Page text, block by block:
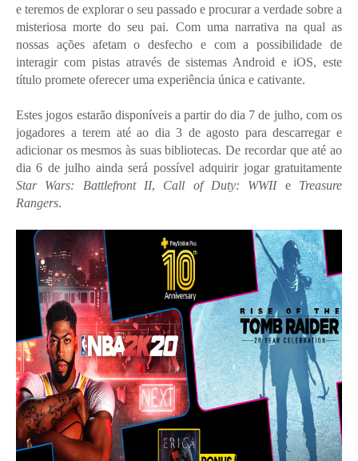
e teremos de explorar o seu passado e procurar a verdade sobre a
misteriosa morte do seu pai. Com uma narrativa na qual as
nossas ações afetam o desfecho e com a possibilidade de
interagir com pistas através de sistemas Android e iOS, este
título promete oferecer uma experiência única e cativante.
Estes jogos estarão disponíveis a partir do dia 7 de julho, com os
jogadores a terem até ao dia 3 de agosto para descarregar e
adicionar os mesmos às suas bibliotecas. De recordar que até ao
dia 6 de julho ainda será possível adquirir jogar gratuitamente
Star Wars: Battlefront II, Call of Duty: WWIIe Treasure
Rangers.